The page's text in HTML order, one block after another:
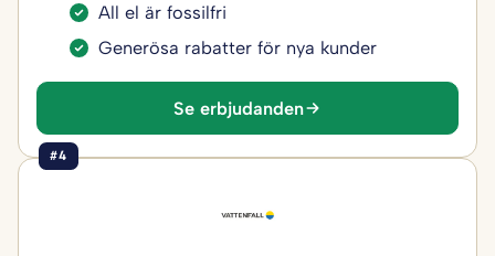
All el är fossilfri
Generösa rabatter för nya kunder
Se erbjudanden
#4